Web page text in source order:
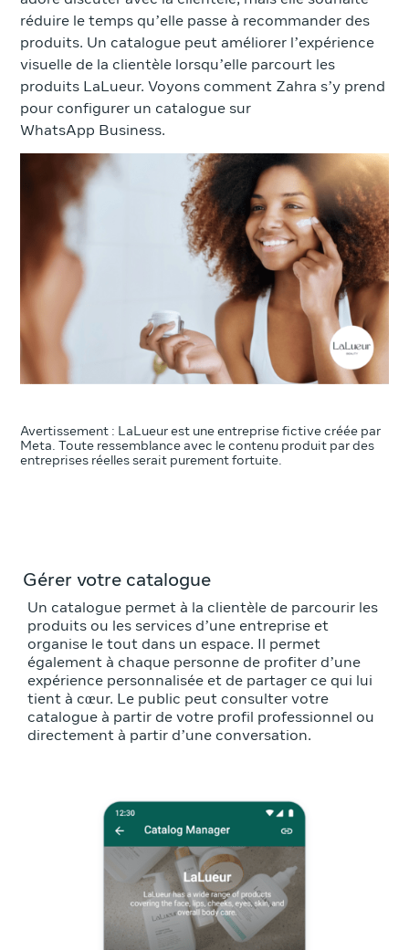
réduire le temps qu’elle passe à recommander des
produits. Un catalogue peut améliorer l’expérience
visuelle de la clientèle lorsqu’elle parcourt les
produits LaLueur. Voyons comment Zahra s’y prend
pour configurer un catalogue sur
WhatsApp Business.
Avertissement : LaLueur est une entreprise fictive créée par
Meta. Toute ressemblance avec le contenu produit par des
entreprises réelles serait purement fortuite.
Gérer votre catalogue
Un catalogue permet à la clientèle de parcourir les
produits ou les services d’une entreprise et
organise le tout dans un espace. Il permet
également à chaque personne de profiter d’une
expérience personnalisée et de partager ce qui lui
tient à cœur. Le public peut consulter votre
catalogue à partir de votre profil professionnel ou
directement à partir d’une conversation.